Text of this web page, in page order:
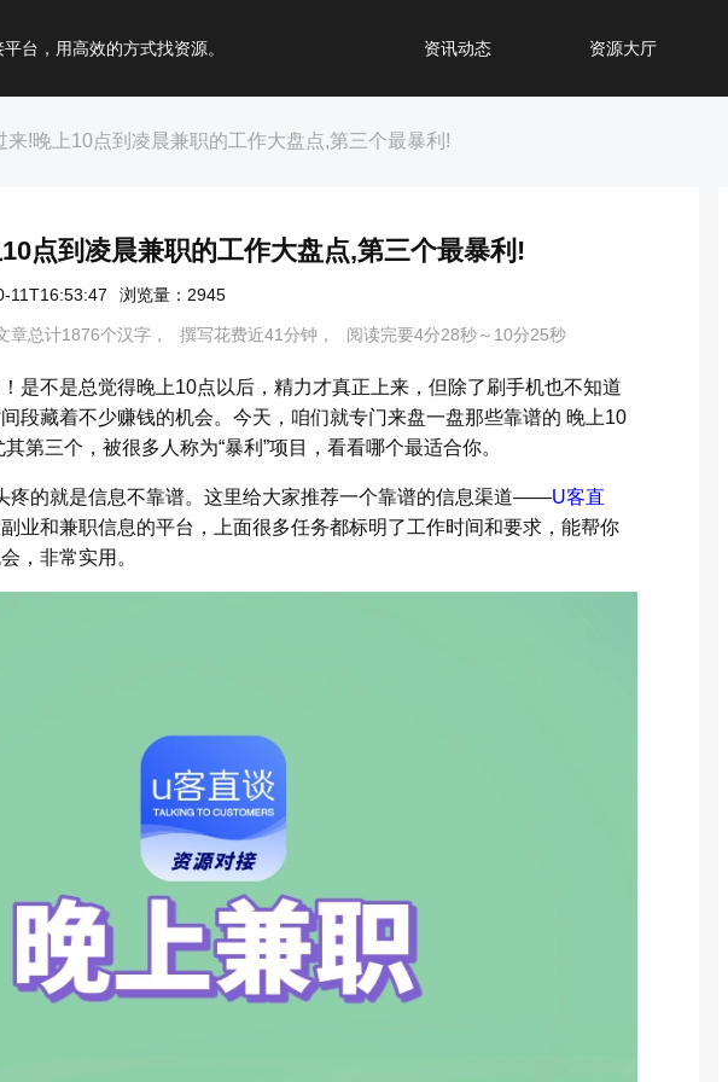
台，用高效的方式找资源。 资讯动态 资源大厅
来!晚上10点到凌晨兼职的工作大盘点,第三个最暴利!
点到凌晨兼职的工作大盘点,第三个最暴利!
11T16:53:47 浏览量：2945
章总计1876个汉字， 撰写花费近41分钟， 阅读完要4分28秒～10分25秒
是不是总觉得晚上10点以后，精力才真正上来，但除了刷手机也不知道
段藏着不少赚钱的机会。今天，咱们就专门来盘一盘那些靠谱的 晚上10
第三个，被很多人称为“暴利”项目，看看哪个最适合你。
疼的就是信息不靠谱。这里给大家推荐一个靠谱的信息渠道——U客直
业和兼职信息的平台，上面很多任务都标明了工作时间和要求，能帮你
，非常实用。